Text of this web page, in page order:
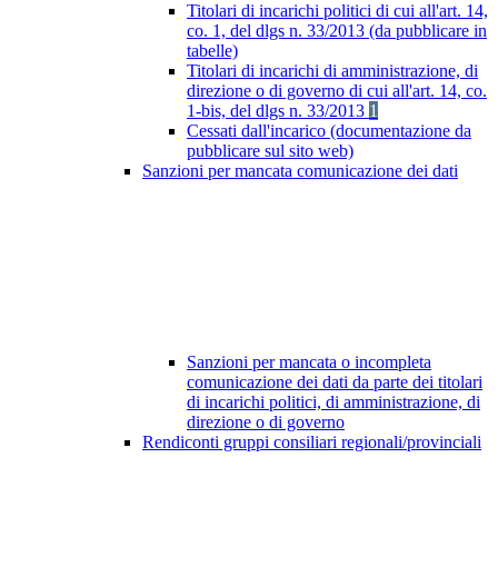
Titolari di incarichi politici di cui all'art. 14,
co. 1, del dlgs n. 33/2013 (da pubblicare in
tabelle)
Titolari di incarichi di amministrazione, di
direzione o di governo di cui all'art. 14, co.
1-bis, del dlgs n. 33/2013 1
Cessati dall'incarico (documentazione da
pubblicare sul sito web)
Sanzioni per mancata comunicazione dei dati
Sanzioni per mancata o incompleta
comunicazione dei dati da parte dei titolari
di incarichi politici, di amministrazione, di
direzione o di governo
Rendiconti gruppi consiliari regionali/provinciali